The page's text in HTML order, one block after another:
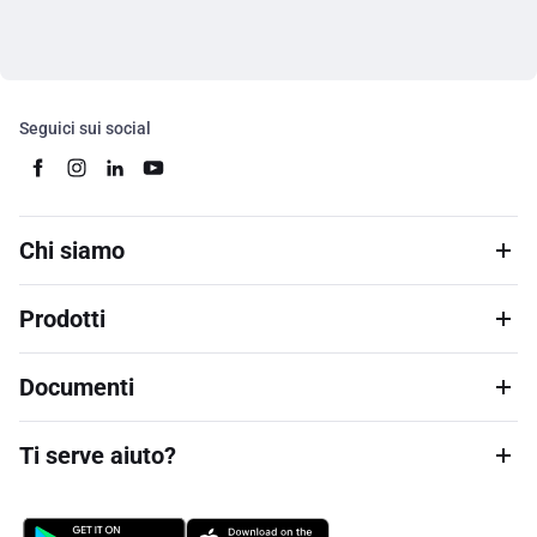
Seguici sui social
Chi siamo
Prodotti
Documenti
Ti serve aiuto?